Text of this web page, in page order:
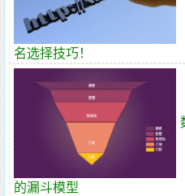
名选择技巧！
的漏斗模型